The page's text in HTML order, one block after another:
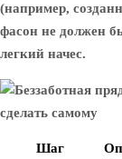
(например,
фасон не должен
легкий начес.
Шаг